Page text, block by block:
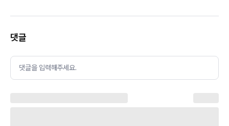
댓글
댓글을 입력해주세요.